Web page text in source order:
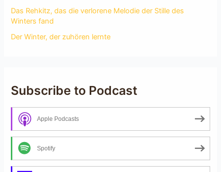
Das Rehkitz, das die verlorene Melodie der Stille des
Winters fand
Der Winter, der zuhören lernte
Subscribe to Podcast
Apple Podcasts
Spotify